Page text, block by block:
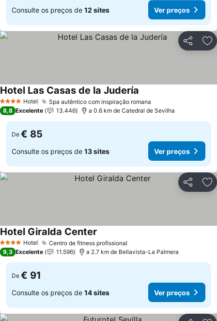
Consulte os preços de 12 sites Ver preços
Partilhar
4 EstrelasHotel Spa autêntico com inspiração romana
Hotel Las Casas de la Judería
8,8 Excelente 13.446 a 0.6 km de Catedral de Sevilha
De € 85
Consulte os preços de 13 sites Ver preços
Partilhar
4 EstrelasHotel Centro de fitness profissional
Hotel Giralda Center
9,3 Excelente 11.596 a 2.7 km de Bellavista-La Palmera
De € 91
Consulte os preços de 14 sites Ver preços